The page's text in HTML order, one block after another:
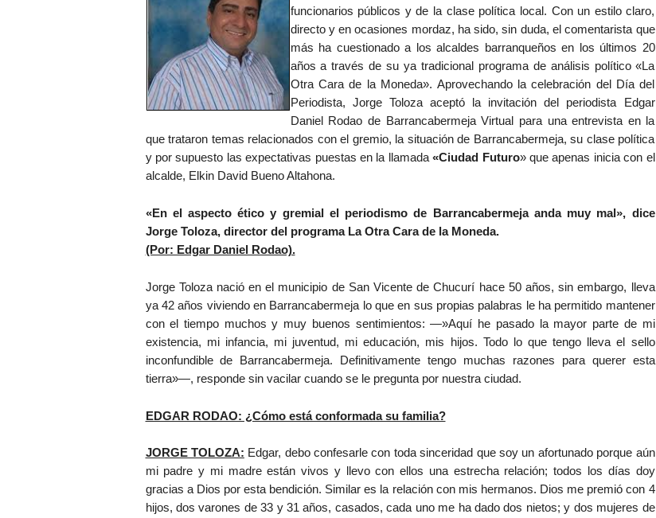
funcionarios públicos y de la clase política local. Con un estilo claro,
directo y en ocasiones mordaz, ha sido, sin duda, el comentarista que
más ha cuestionado a los alcaldes barranqueños en los últimos 20
años a través de su ya tradicional programa de análisis político «La
Otra Cara de la Moneda». Aprovechando la celebración del Día del
Periodista, Jorge Toloza aceptó la invitación del periodista Edgar
Daniel Rodao de Barrancabermeja Virtual para una entrevista en la
que trataron temas relacionados con el gremio, la situación de Barrancabermeja, su clase política
y por supuesto las expectativas puestas en la llamada«Ciudad Futuro» que apenas inicia con el
alcalde, Elkin David Bueno Altahona.
«En el aspecto ético y gremial el periodismo de Barrancabermeja anda muy mal», dice
Jorge Toloza, director del programa La Otra Cara de la Moneda.
(Por: Edgar Daniel Rodao).
Jorge Toloza nació en el municipio de San Vicente de Chucurí hace 50 años, sin embargo, lleva
ya 42 años viviendo en Barrancabermeja lo que en sus propias palabras le ha permitido mantener
con el tiempo muchos y muy buenos sentimientos: —»Aquí he pasado la mayor parte de mi
existencia, mi infancia, mi juventud, mi educación, mis hijos. Todo lo que tengo lleva el sello
inconfundible de Barrancabermeja. Definitivamente tengo muchas razones para querer esta
tierra»—, responde sin vacilar cuando se le pregunta por nuestra ciudad.
EDGAR RODAO: ¿Cómo está conformada su familia?
JORGE TOLOZA: Edgar, debo confesarle con toda sinceridad que soy un afortunado porque aún
mi padre y mi madre están vivos y llevo con ellos una estrecha relación; todos los días doy
gracias a Dios por esta bendición. Similar es la relación con mis hermanos. Dios me premió con 4
hijos, dos varones de 33 y 31 años, casados, cada uno me ha dado dos nietos; y dos mujeres de